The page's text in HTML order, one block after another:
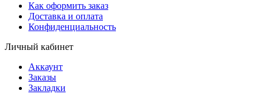
Как оформить заказ
Доставка и оплата
Конфиденциальность
Личный кабинет
Аккаунт
Заказы
Закладки